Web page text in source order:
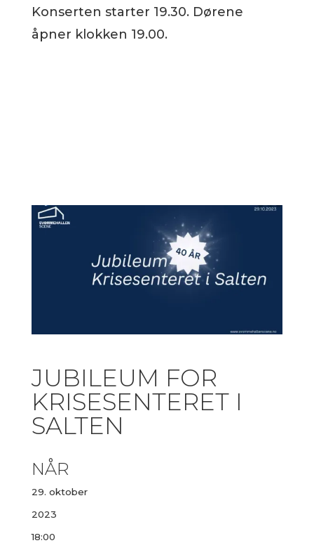
Konserten starter 19.30. Dørene
åpner klokken 19.00.
JUBILEUM FOR
KRISESENTERET I
SALTEN
NÅR
29. oktober
2023
18:00